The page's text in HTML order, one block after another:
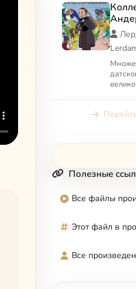
Полезные
Все файлы
Этот файл в
Все